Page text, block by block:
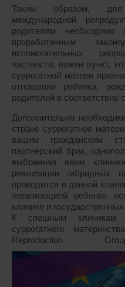
Таким образом, для
международной
родителям
проработанным
вспомогательных
частности, важен пункт,
суррогатной матери
отношении ребенка,
родителей в соответствие
Дополнительно
стране суррогатное
вашим гражданским
партнерский брак,
выбранная вами
реализации гибридных
проводится в данной
легализацией ребенка
клинике и
К спешным клиникам
суррогатного
Reproduction